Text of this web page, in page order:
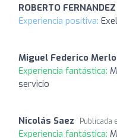
ROBERTO FERNANDEZ
Experiencia positiva:
Miguel Federico Merlo
Experiencia fantástica:
servicio
Nicolás Saez Publicada
Experiencia fantástica: